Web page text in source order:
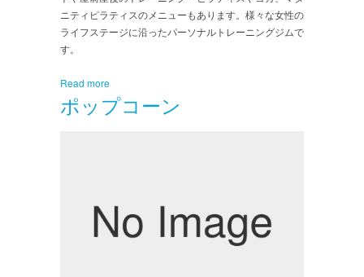
ニティピラティスのメニューもあります。様々な女性の
ライフステージに沿ったパーソナルトレーニングジムで
す。
Read more
ポップコーン